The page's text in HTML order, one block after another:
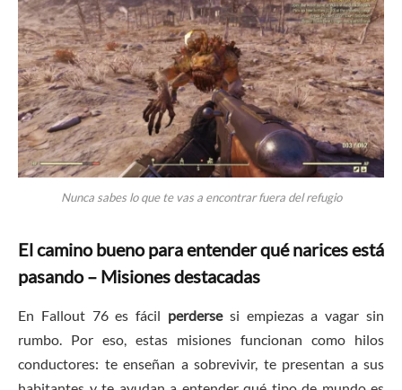
Nunca sabes lo que te vas a encontrar fuera del refugio
El camino bueno para entender qué narices está
pasando – Misiones destacadas
En Fallout 76 es fácil perdersesi empiezas a vagar sin
rumbo. Por eso, estas misiones funcionan como hilos
conductores: te enseñan a sobrevivir, te presentan a sus